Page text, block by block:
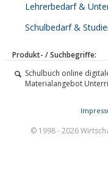
Lehrerbedarf &
Schulbedarf &
Produkt- / Suchbegriffe:
Schulbuch online
Materialangebot
© 1998 - 2026